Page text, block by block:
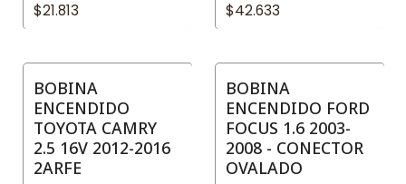
$21.813 $42.633
BOBINA
ENCENDIDO
TOYOTA CAMRY
2.5 16V 2012-2016
2ARFE
BOBINA
ENCENDIDO FORD
FOCUS 1.6 2003-
2008 - CONECTOR
OVALADO